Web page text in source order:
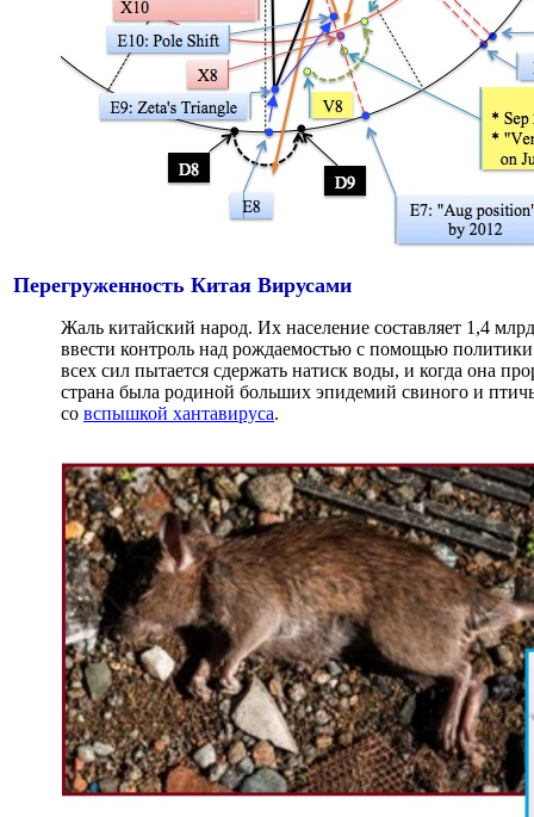
Перегруженность Китая Вирусами
Жаль китайский народ. Их население составляет 1,4
ввести контроль над рождаемостью с помощью
всех сил пытается сдержать натиск воды, и когда она
страна была родиной больших эпидемий свиного и
со вспышкой хантавируса.